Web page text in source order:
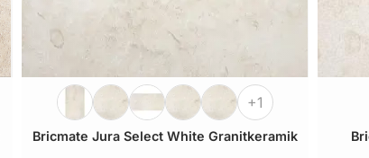
Bricmate Jura Select White Granitkeramik
+1